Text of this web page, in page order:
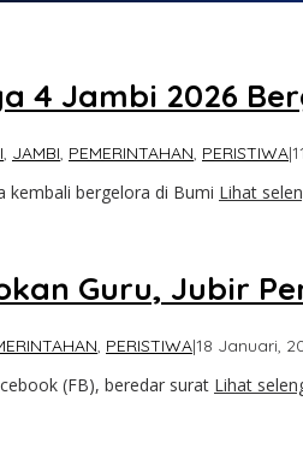
4 Jambi 2026
, JAMBI, PEMERINTAHAN, PERISTIWA|
kembali bergelora di Bumi Lihat
Guru, Jubir
, PERISTIWA|18 Januari,
(FB), beredar surat Lihat